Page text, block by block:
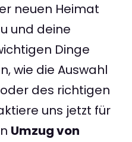
neuen Heimat
und deine
Dinge
wie die Auswahl
des richtigen
uns jetzt für
Umzug von